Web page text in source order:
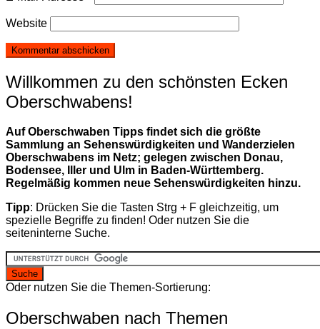
Website
Willkommen zu den schönsten Ecken
Oberschwabens!
Auf Oberschwaben Tipps findet sich die größte
Sammlung an Sehenswürdigkeiten und Wanderzielen
Oberschwabens im Netz; gelegen zwischen Donau,
Bodensee, Iller und Ulm in Baden-Württemberg.
Regelmäßig kommen neue Sehenswürdigkeiten hinzu.
Tipp: Drücken Sie die Tasten Strg + F gleichzeitig, um
spezielle Begriffe zu finden! Oder nutzen Sie die
seiteninterne Suche.
Oder nutzen Sie die Themen-Sortierung:
Oberschwaben nach Themen